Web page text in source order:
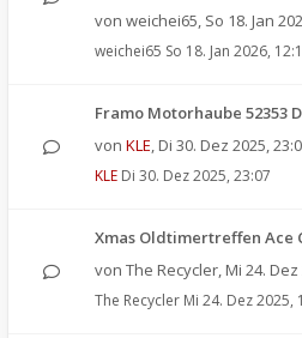
von weichei65, So 18. Jan
weichei65 So 18. Jan 2026,
Framo Motorhaube 52353
von KLE, Di 30. Dez 2025,
KLE Di 30. Dez 2025, 23:07
Xmas Oldtimertreffen Ace
von The Recycler, Mi 24.
The Recycler Mi 24. Dez 2025,